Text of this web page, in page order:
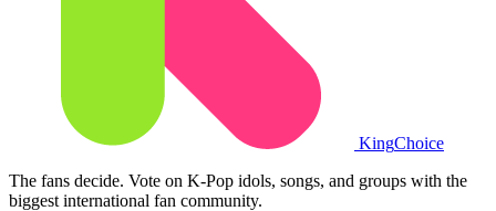
KingChoice
The fans decide. Vote on K-Pop idols, songs, and groups with the
biggest international fan community.